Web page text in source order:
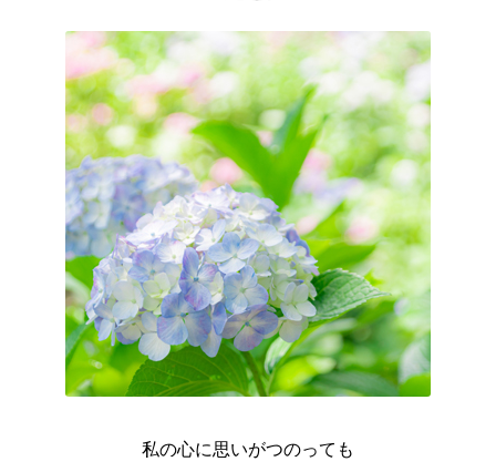
私の心に思いがつのっても